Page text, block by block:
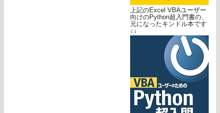
上記のExcel VBAユーザー
向けのPython超入門書の、
元になったキンドル本です
↓↓